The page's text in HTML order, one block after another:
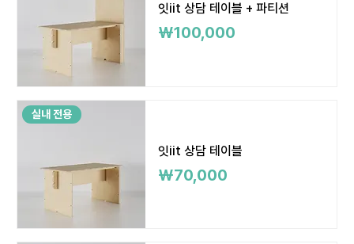
잇iit 상담 테이블 + 파티션
가격
₩100,000
실내 전용
잇iit 상담 테이블
가격
₩70,000